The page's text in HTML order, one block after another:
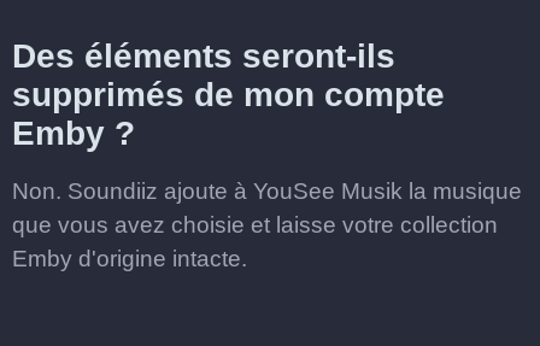
Des éléments seront-ils
supprimés de mon compte
Emby ?
Non. Soundiiz ajoute à YouSee Musik la musique
que vous avez choisie et laisse votre collection
Emby d'origine intacte.